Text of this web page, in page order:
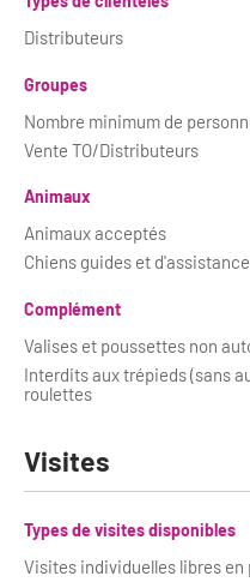
Remise des Prix
Distributeurs
Groupes
Nombre minimum de
Vente TO/Distributeurs
Animaux
Animaux acceptés
Chiens guides et
Complément
Valises et poussettes non
Interdits aux trépieds (sans
roulettes
Visites
Types de visites disponibles
Visites individuelles libres en